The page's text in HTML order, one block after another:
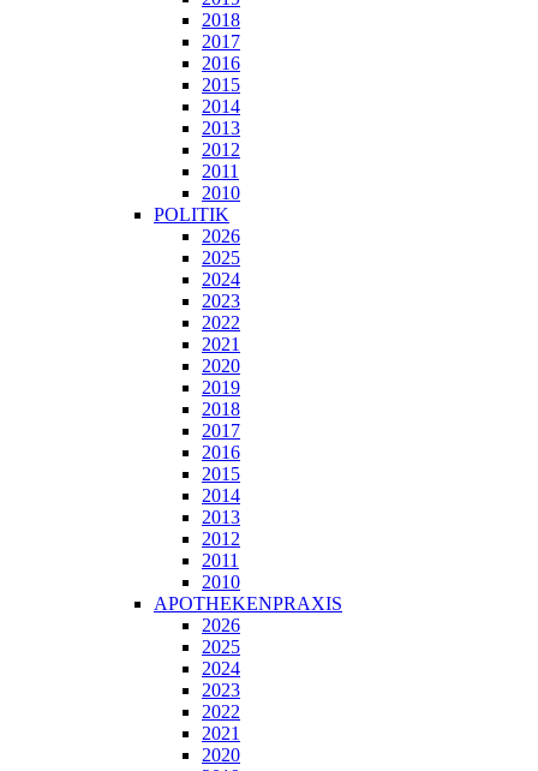
2018
2017
2016
2015
2014
2013
2012
2011
2010
POLITIK
2026
2025
2024
2023
2022
2021
2020
2019
2018
2017
2016
2015
2014
2013
2012
2011
2010
APOTHEKENPRAXIS
2026
2025
2024
2023
2022
2021
2020